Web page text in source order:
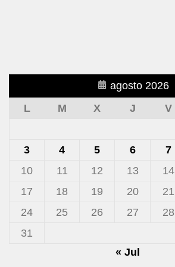
agosto 2026
L
M X J V
3
4 5 6 7
10
11 12 13 14
17
18 19 20 21
24
25 26 27 28
31
« Jul